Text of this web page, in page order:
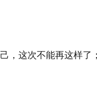
，这次不能再这样了